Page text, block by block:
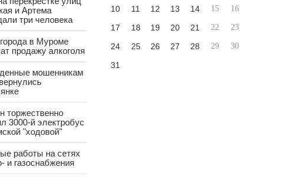
и Артема
три человека
в Муроме
продажу алкоголя
мошенникам
торжественно
3000-й электробус
"ходовой"
работы на сетях
и газоснабжения
10 11 12 13 14 15 16
17 18 19 20 21 22 23
24 25 26 27 28 29 30
31